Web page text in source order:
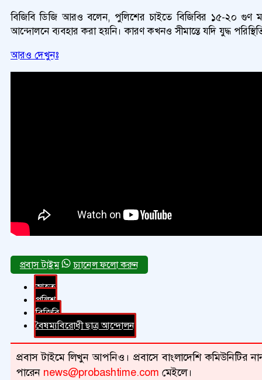
বিজিবি ডিজি আরও বলেন, পুলিশের চাইতে বিজিবির ১৫-২০ গুণ
আন্দোলনে ব্যবহার করা হয়নি। কারণ কখনও সীমান্তে যদি যুদ্ধ
আরও দেখুনঃ
চ্যানেল ফলো করুন
আহত
পুলিশ
বিজিবি
বৈষম্যবিরোধী ছাত্র আন্দোলন
প্রবাস টাইমে লিখুন আপনিও। প্রবাসে বাংলাদেশি কমিউনিটির
পারেন news@probashtime.com মেইলে।